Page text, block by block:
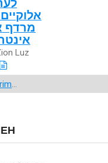
מרדף
Luz
...